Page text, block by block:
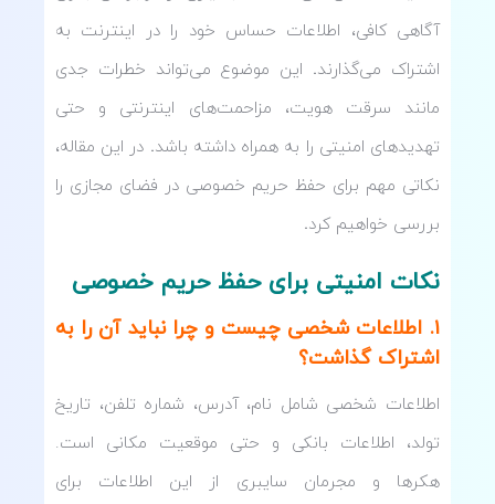
آگاهی کافی، اطلاعات حساس خود را در اینترنت به
اشتراک می‌گذارند. این موضوع می‌تواند خطرات جدی
مانند سرقت هویت، مزاحمت‌های اینترنتی و حتی
تهدیدهای امنیتی را به همراه داشته باشد. در این مقاله،
نکاتی مهم برای حفظ حریم خصوصی در فضای مجازی را
بررسی خواهیم کرد.
نکات امنیتی برای حفظ حریم خصوصی
۱. اطلاعات شخصی چیست و چرا نباید آن را به
اشتراک گذاشت؟
اطلاعات شخصی شامل نام، آدرس، شماره تلفن، تاریخ
تولد، اطلاعات بانکی و حتی موقعیت مکانی است.
هکرها و مجرمان سایبری از این اطلاعات برای